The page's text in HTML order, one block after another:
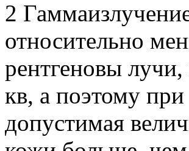
2
относительно
рентгеновы
кв, а поэтому
допустимая